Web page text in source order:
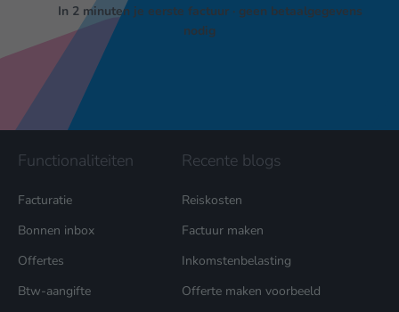
In 2 minuten je eerste factuur · geen betaalgegevens
nodig
Functionaliteiten
Facturatie
Bonnen inbox
Offertes
Btw-aangifte
Recente blogs
Reiskosten
Factuur maken
Inkomstenbelasting
Offerte maken voorbeeld